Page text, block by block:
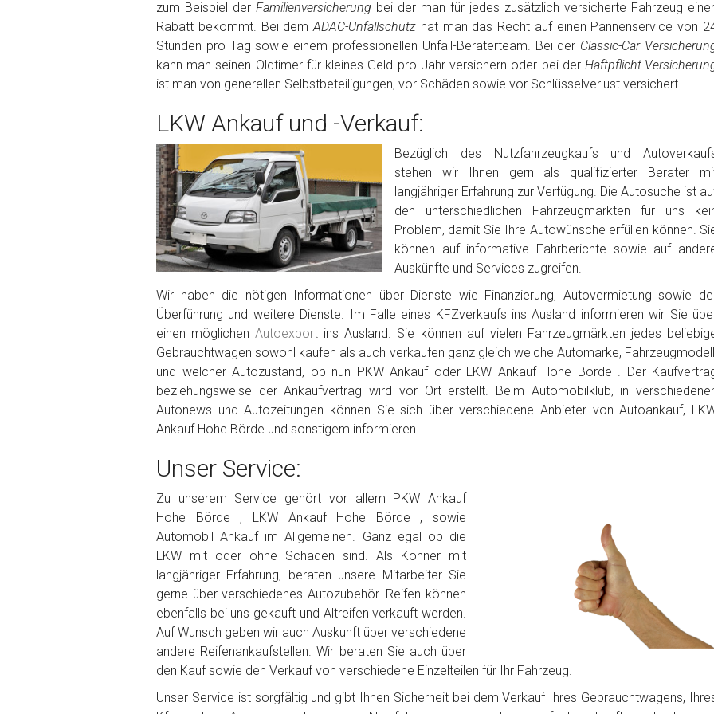
Fertig
Wie viel ist 10+2 ? *
zum Beispiel der Familienversicherung bei der man für jedes zusätzlich versicherte Fahrzeug
Rabatt bekommt. Bei demADAC-Unfallschutz hat man das Recht auf einen Pannenservice von
Stunden pro Tag sowie einem professionellen Unfall-Beraterteam. Bei der Classic-Car
kann man seinen Oldtimer für kleines Geld pro Jahr versichern oder bei der Haftpflicht-
ist man von generellen Selbstbeteiligungen, vor Schäden sowie vor Schlüsselverlust versichert.
LKW Ankauf und -Verkauf:
Bezüglich des Nutzfahrzeugkaufs und
stehen wir Ihnen gern als qualifizierter Berater
langjähriger Erfahrung zur Verfügung. Die Autosuche ist
den unterschiedlichen Fahrzeugmärkten für uns
Problem, damit Sie Ihre Autowünsche erfüllen können.
können auf informative Fahrberichte sowie auf
Auskünfte und Services zugreifen.
Wir haben die nötigen Informationen über Dienste wie Finanzierung, Autovermietung sowie
Überführung und weitere Dienste. Im Falle eines KFZverkaufs ins Ausland informieren wir Sie
einen möglichenAutoexport ins Ausland. Sie können auf vielen Fahrzeugmärkten jedes
Gebrauchtwagen sowohl kaufen als auch verkaufen ganz gleich welche Automarke,
und welcher Autozustand, ob nun PKW Ankauf oder LKW Ankauf Hohe Börde . Der
beziehungsweise der Ankaufvertrag wird vor Ort erstellt. Beim Automobilklub, in
Autonews und Autozeitungen können Sie sich über verschiedene Anbieter von Autoankauf,
Ankauf Hohe Börde und sonstigem informieren.
Unser Service:
Zu unserem Service gehört vor allem PKW Ankauf
Hohe Börde , LKW Ankauf Hohe Börde , sowie
Automobil Ankauf im Allgemeinen. Ganz egal ob die
LKW mit oder ohne Schäden sind. Als Könner mit
langjähriger Erfahrung, beraten unsere Mitarbeiter Sie
gerne über verschiedenes Autozubehör. Reifen können
ebenfalls bei uns gekauft und Altreifen verkauft werden.
Auf Wunsch geben wir auch Auskunft über verschiedene
andere Reifenankaufstellen. Wir beraten Sie auch über
den Kauf sowie den Verkauf von verschiedene Einzelteilen für Ihr Fahrzeug.
Unser Service ist sorgfältig und gibt Ihnen Sicherheit bei dem Verkauf Ihres Gebrauchtwagens,